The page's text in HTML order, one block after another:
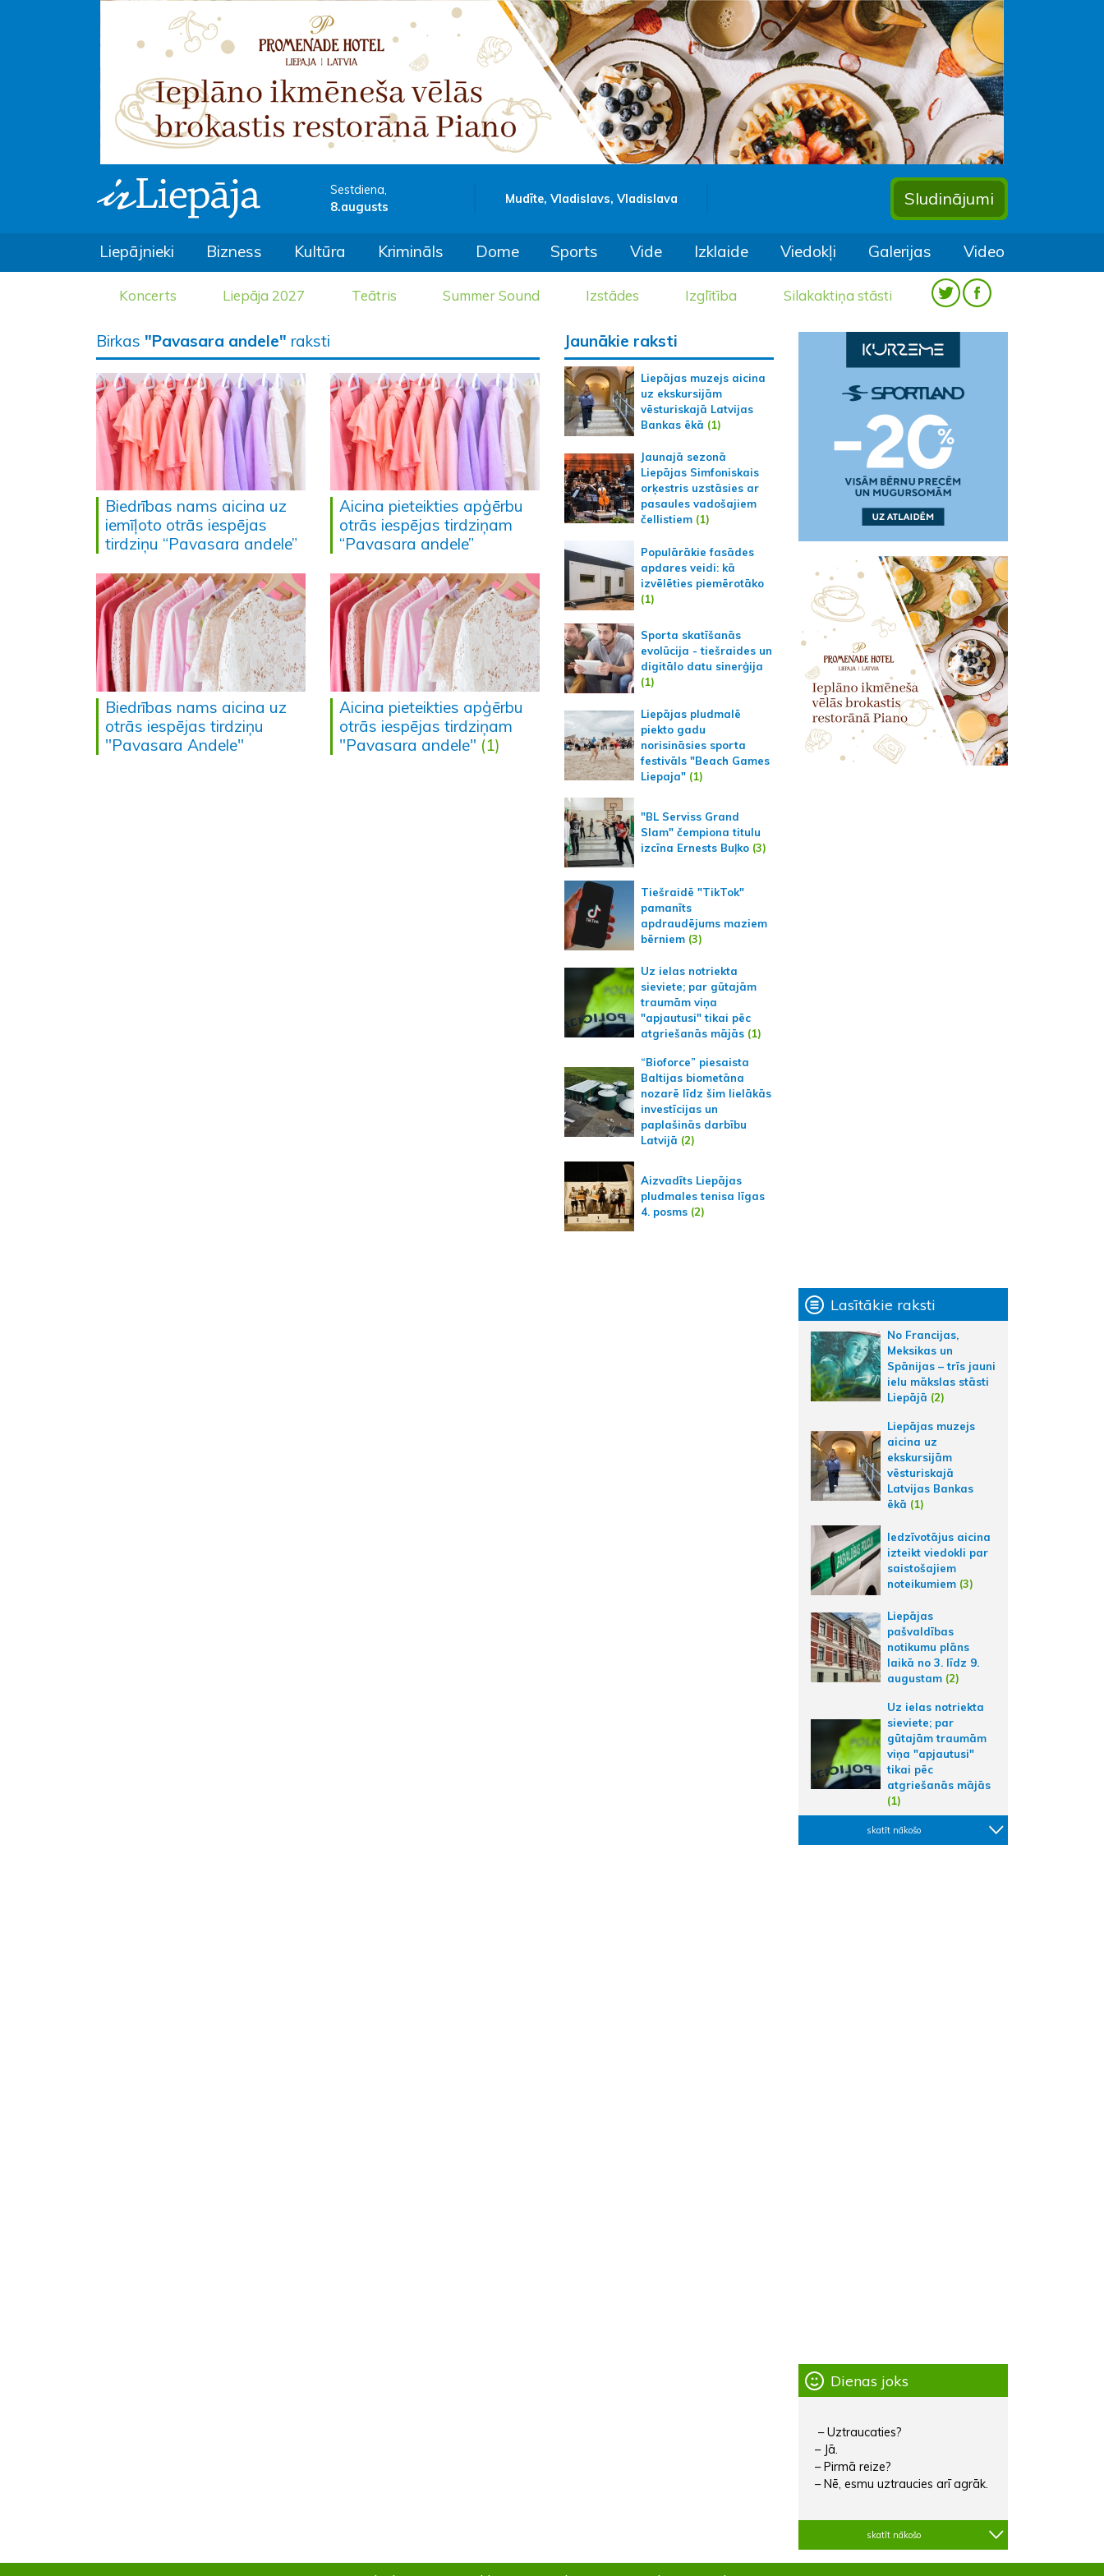
Sestdiena,
8.augusts
Mudīte, Vladislavs, Vladislava Sludinājumi
Liepājnieki Bizness Kultūra Krimināls Dome Sports Vide Izklaide Viedokļi Galerijas Video
Koncerts Liepāja 2027 Teātris Summer Sound Izstādes Izglītība Silakaktiņa stāsti
Birkas "Pavasara andele" raksti
Biedrības nams aicina uz
iemīļoto otrās iespējas
tirdziņu “Pavasara andele”
Aicina pieteikties apģērbu
otrās iespējas tirdziņam
“Pavasara andele”
Biedrības nams aicina uz
otrās iespējas tirdziņu
"Pavasara Andele"
Aicina pieteikties apģērbu
otrās iespējas tirdziņam
"Pavasara andele" (1)
Jaunākie raksti
Liepājas muzejs aicina
uz ekskursijām
vēsturiskajā Latvijas
Bankas ēkā (1)
Jaunajā sezonā
Liepājas Simfoniskais
orķestris uzstāsies ar
pasaules vadošajiem
čellistiem (1)
Populārākie fasādes
apdares veidi: kā
izvēlēties piemērotāko
(1)
Sporta skatīšanās
evolūcija - tiešraides un
digitālo datu sinerģija
(1)
Liepājas pludmalē
piekto gadu
norisināsies sporta
festivāls "Beach Games
Liepaja" (1)
"BL Serviss Grand
Slam" čempiona titulu
izcīna Ernests Buļko (3)
Tiešraidē "TikTok"
pamanīts
apdraudējums maziem
bērniem (3)
Uz ielas notriekta
sieviete; par gūtajām
traumām viņa
"apjautusi" tikai pēc
atgriešanās mājās (1)
“Bioforce” piesaista
Baltijas biometāna
nozarē līdz šim lielākās
investīcijas un
paplašinās darbību
Latvijā (2)
Aizvadīts Liepājas
pludmales tenisa līgas
4. posms (2)
Lasītākie raksti
No Francijas,
Meksikas un
Spānijas – trīs jauni
ielu mākslas stāsti
Liepājā (2)
Liepājas muzejs
aicina uz
ekskursijām
vēsturiskajā
Latvijas Bankas
ēkā (1)
Iedzīvotājus aicina
izteikt viedokli par
saistošajiem
noteikumiem (3)
Liepājas
pašvaldības
notikumu plāns
laikā no 3. līdz 9.
augustam (2)
Uz ielas notriekta
sieviete; par
gūtajām traumām
viņa "apjautusi"
tikai pēc
atgriešanās mājās
(1)
skatīt nākošo
Dienas joks
– Uztraucaties?
– Jā.
– Pirmā reize?
– Nē, esmu uztraucies arī agrāk.
skatīt nākošo